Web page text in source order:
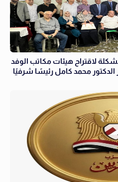
لاقتراح هيئات مكاتب الوفد
الدكتور محمد كامل رئيسًا شرفيًا